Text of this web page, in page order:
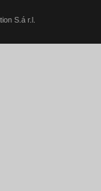
S.á r.l.